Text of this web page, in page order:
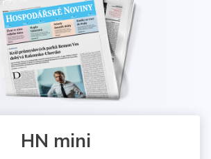
HN mini